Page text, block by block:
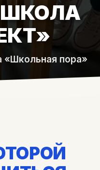
ШКОЛА
«Школьная пора»